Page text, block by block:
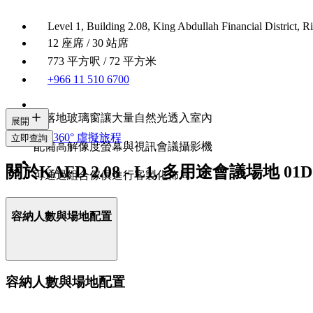
Level 1, Building 2.08, King Abdullah Financial District,
12 座席 / 30 站席
773 平方呎 / 72 平方米
+966 11 510 6700
有落地玻璃窗讓大量自然光透入室內
配備高解像度螢幕與視訊會議攝影機
可通過組合傢俱進行客製化佈局
展開
立即查詢 360° 虛擬旅程
關於KAFD 2.08 - L1, 多用途會議場地 01D
容納人數與場地配置
容納人數與場地配置